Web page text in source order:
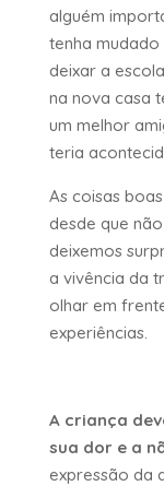
alguém
tenha
deixar a
na nova casa
um melhor
teria
As coisas
desde que
deixemos
a vivência da
olhar em
experiências.
A criança
sua dor e a
expressão da